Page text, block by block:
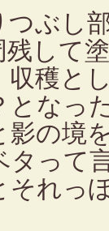
つぶし
残して
収穫と
となっ
影の境
タって
それっ